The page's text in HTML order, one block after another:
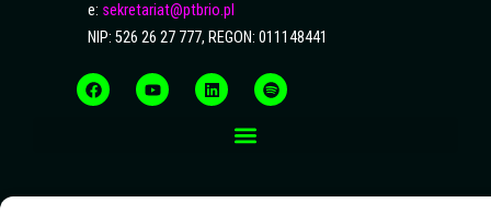
e: sekretariat@ptbrio.pl
NIP: 526 26 27 777, REGON: 011148441
a
c
e
o
u
t
i
n
k
p
o
t